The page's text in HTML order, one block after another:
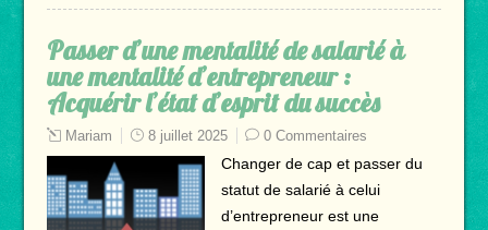
Passer d’une mentalité de salarié à
une mentalité d’entrepreneur :
Acquérir l’état d’esprit du succès
Mariam 8 juillet 2025 0 Commentaires
Changer de cap et passer du
statut de salarié à celui
d’entrepreneur est une